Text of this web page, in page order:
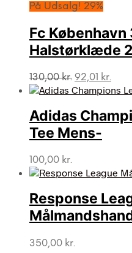
På Udsalg! 29%
Fc
Halstørklæde
130,00kr. Den
oprindelige
var:
130,00 kr..
92,01 kr.
er:
Adidas
Tee Mens-
100,00 kr.
Response
350,00 kr.